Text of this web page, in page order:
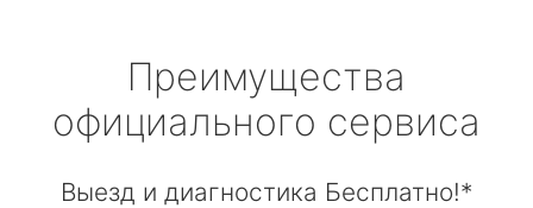
Преимущества
официального сервиса
Выезд и диагностика Бесплатно!*